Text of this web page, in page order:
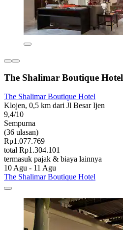
The Shalimar Boutique Hotel
The Shalimar Boutique Hotel
Klojen, 0,5 km dari Jl Besar Ijen
9,4/10
Sempurna
(36 ulasan)
Rp1.077.769
total Rp1.304.101
termasuk pajak & biaya lainnya
10 Agu - 11 Agu
The Shalimar Boutique Hotel